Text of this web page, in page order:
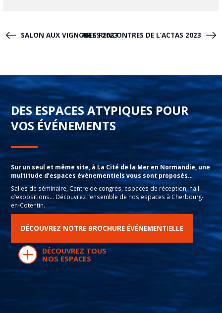
SALON AUX VIGNOBLES 202346ES RENCONTRES DE L’ACTAS 2023
DES ESPACES ATYPIQUES POUR
VOS ÉVÉNEMENTS
Sur un seul et même site, à La Cité de la Mer en Normandie, une
multitude d’espaces événementiels vous sont proposés…
Salles de séminaire, Centre de congrès, espaces de réception, hall
d’expositions… Découvrez l’ensemble de nos espaces à Cherbourg-
en-Cotentin.
DÉCOUVREZ NOTRE BROCHURE ÉVÉNEMENTIELLE
DÉCOUVREZ TOUS
NOS ESPACES